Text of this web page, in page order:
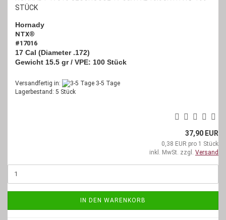
STÜCK
Hornady
NTX®
#17016
17 Cal (Diameter .172)
Gewicht 15.5 gr / VPE: 100 Stück
Versandfertig in:
3-5 Tage
Lagerbestand: 5 Stück
37,90 EUR
0,38 EUR pro 1 Stück
inkl. MwSt. zzgl. Versand
IN DEN WARENKORB